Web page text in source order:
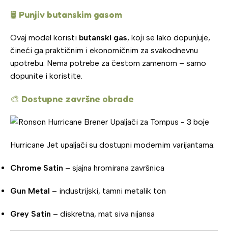
🛢️ Punjiv butanskim gasom
Ovaj model koristi butanski gas, koji se lako dopunjuje,
čineći ga praktičnim i ekonomičnim za svakodnevnu
upotrebu. Nema potrebe za čestom zamenom – samo
dopunite i koristite.
🎨 Dostupne završne obrade
Hurricane Jet upaljači su dostupni modernim varijantama:
Chrome Satin – sjajna hromirana završnica
Gun Metal – industrijski, tamni metalik ton
Grey Satin – diskretna, mat siva nijansa